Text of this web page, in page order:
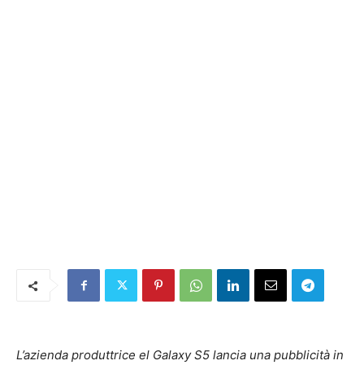
L’azienda produttrice el Galaxy S5 lancia una pubblicità in